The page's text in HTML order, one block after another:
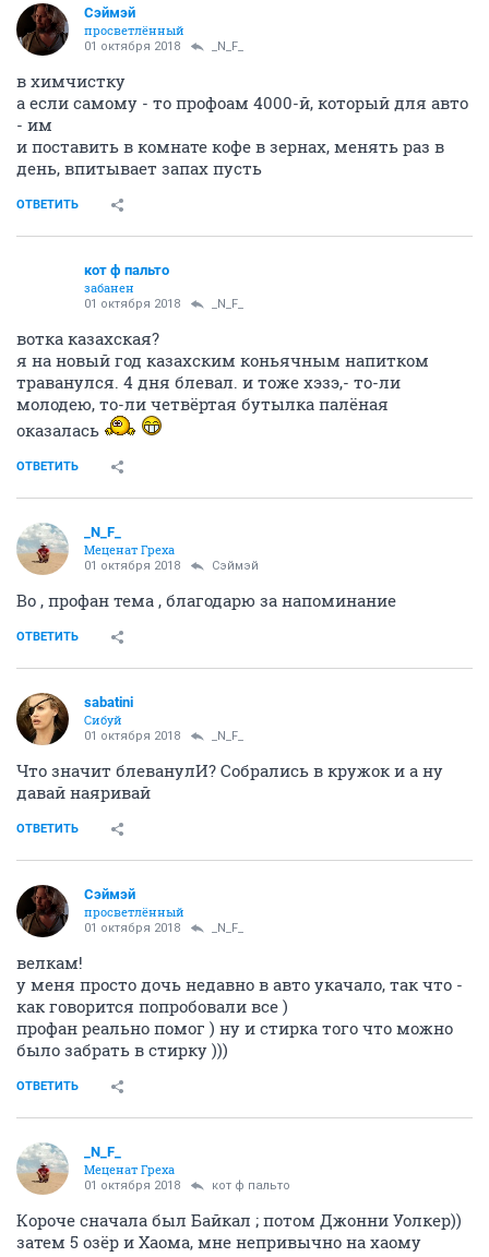
Сэймэй
просветлённый
01 октября 2018 _N_F_
в химчистку
а если самому - то профоам 4000-й, который для авто
- им
и поставить в комнате кофе в зернах, менять раз в
день, впитывает запах пусть
ОТВЕТИТЬ
кот ф пальто
забанен
01 октября 2018 _N_F_
вотка казахская?
я на новый год казахским коньячным напитком
траванулся. 4 дня блевал. и тоже хэзэ,- то-ли
молодею, то-ли четвёртая бутылка палёная
оказалась
ОТВЕТИТЬ
_N_F_
Меценат Греха
01 октября 2018 Сэймэй
Во , профан тема , благодарю за напоминание
ОТВЕТИТЬ
sabatini
Сибуй
01 октября 2018 _N_F_
Что значит блеванулИ? Собрались в кружок и а ну
давай наяривай
ОТВЕТИТЬ
Сэймэй
просветлённый
01 октября 2018 _N_F_
велкам!
у меня просто дочь недавно в авто укачало, так что -
как говорится попробовали все )
профан реально помог ) ну и стирка того что можно
было забрать в стирку )))
ОТВЕТИТЬ
_N_F_
Меценат Греха
01 октября 2018 кот ф пальто
Короче сначала был Байкал ; потом Джонни Уолкер))
затем 5 озёр и Хаома, мне непривычно на хаому